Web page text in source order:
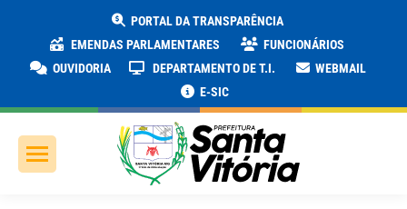
PORTAL DA TRANSPARÊNCIA
EMENDAS PARLAMENTARES
FUNCIONÁRIOS
OUVIDORIA
DEPARTAMENTO DE T.I.
WEBMAIL
E-SIC